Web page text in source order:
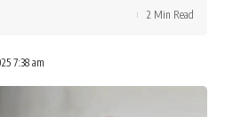
7:38 am
2 Min Read